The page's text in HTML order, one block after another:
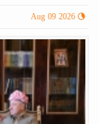
Aug 09 2026